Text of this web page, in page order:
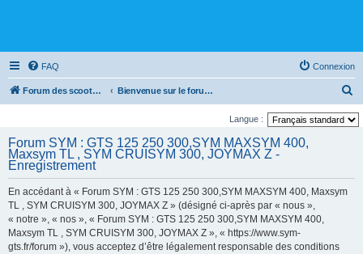
FAQ Connexion
Forum des scooters SYM - GTS -MAXSYM - CRUISYM - JOYMAX - Maxsym TL Bienvenue sur le forum des scooters de la gamme SYM
c
Langue :
Forum SYM : GTS 125 250 300,SYM MAXSYM 400,
Maxsym TL , SYM CRUISYM 300, JOYMAX Z -
Enregistrement
En accédant à « Forum SYM : GTS 125 250 300,SYM MAXSYM 400, Maxsym
TL , SYM CRUISYM 300, JOYMAX Z » (désigné ci-après par « nous »,
« notre », « nos », « Forum SYM : GTS 125 250 300,SYM MAXSYM 400,
Maxsym TL , SYM CRUISYM 300, JOYMAX Z », « https://www.sym-
gts.fr/forum »), vous acceptez d’être légalement responsable des conditions